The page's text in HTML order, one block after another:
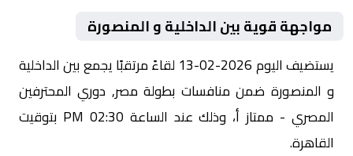
مواجهة قوية بين الداخلية و المنصورة
يستضيف اليوم 2026-02-13 لقاءً مرتقبًا يجمع بين الداخلية
و المنصورة ضمن منافسات بطولة مصر, دوري المحترفين
المصري - ممتاز أ، وذلك عند الساعة 02:30 PM بتوقيت
القاهرة.